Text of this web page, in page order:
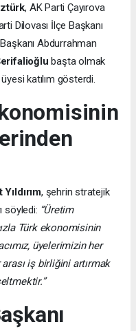
, AK Parti Çayırova
Dilovası İlçe Başkanı
Abdurrahman
başta olmak
katılım gösterdi.
Yıldırım, şehrin stratejik
söyledi: “Üretim
Türk ekonomisinin
üyelerimizin her
iş birliğini artırmak